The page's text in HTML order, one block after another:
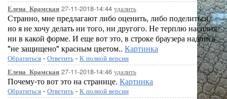
Елена_Крамская 27-11-2018-14:44 удалить
Странно, мне предлагают либо оценить, либо поделиться,
но я не хочу делать ни того, ни другого. Не терплю насилия
ни в какой форме. И еще вот это, в строке браузера надпись
"не защищено" красным цветом.. Картинка
Обратиться - Ответить - К полной версии
Елена_Крамская 27-11-2018-14:46 удалить
Почему-то вот это на странице. Картинка
Обратиться - Ответить - К полной версии